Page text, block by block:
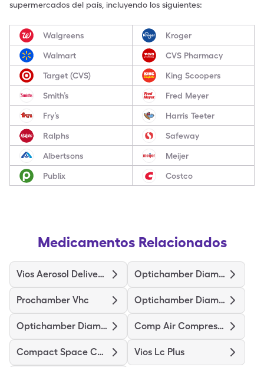
supermercados del país, incluyendo los siguientes:
Walgreens Kroger
Walmart CVS Pharmacy
Target (CVS) King Scoopers
Smith’s Fred Meyer
Fry’s Harris Teeter
Ralphs Safeway
Albertsons Meijer
Publix Costco
Medicamentos Relacionados
Vios Aerosol Delivery System Optichamber Diamond
Prochamber Vhc Optichamber Diamond-Md Mask
Optichamber Diamond-Lg Mask Comp Air Compressor Nebulizer
Compact Space Chamber Vios Lc Plus